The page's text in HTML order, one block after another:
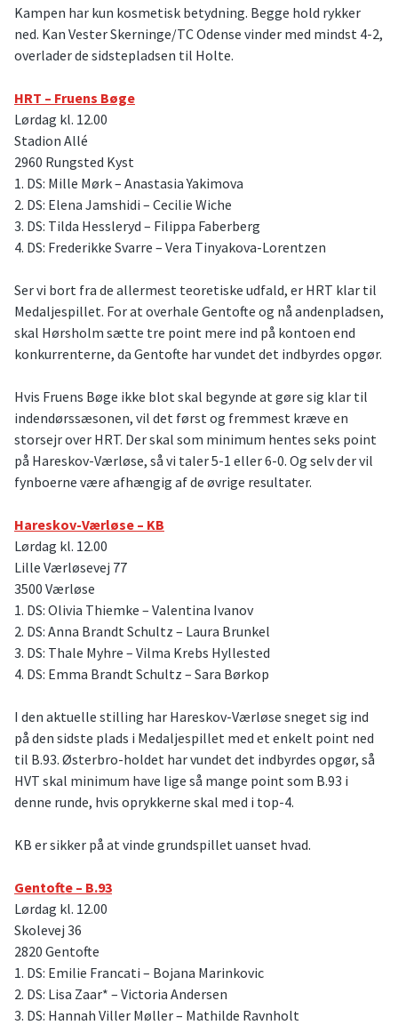
Kampen har kun kosmetisk betydning. Begge hold rykker
ned. Kan Vester Skerninge/TC Odense vinder med mindst 4-2,
overlader de sidstepladsen til Holte.
HRT – Fruens Bøge
Lørdag kl. 12.00
Stadion Allé
2960 Rungsted Kyst
1. DS: Mille Mørk – Anastasia Yakimova
2. DS: Elena Jamshidi – Cecilie Wiche
3. DS: Tilda Hessleryd – Filippa Faberberg
4. DS: Frederikke Svarre – Vera Tinyakova-Lorentzen
Ser vi bort fra de allermest teoretiske udfald, er HRT klar til
Medaljespillet. For at overhale Gentofte og nå andenpladsen,
skal Hørsholm sætte tre point mere ind på kontoen end
konkurrenterne, da Gentofte har vundet det indbyrdes opgør.
Hvis Fruens Bøge ikke blot skal begynde at gøre sig klar til
indendørssæsonen, vil det først og fremmest kræve en
storsejr over HRT. Der skal som minimum hentes seks point
på Hareskov-Værløse, så vi taler 5-1 eller 6-0. Og selv der vil
fynboerne være afhængig af de øvrige resultater.
Hareskov-Værløse – KB
Lørdag kl. 12.00
Lille Værløsevej 77
3500 Værløse
1. DS: Olivia Thiemke – Valentina Ivanov
2. DS: Anna Brandt Schultz – Laura Brunkel
3. DS: Thale Myhre – Vilma Krebs Hyllested
4. DS: Emma Brandt Schultz – Sara Børkop
I den aktuelle stilling har Hareskov-Værløse sneget sig ind
på den sidste plads i Medaljespillet med et enkelt point ned
til B.93. Østerbro-holdet har vundet det indbyrdes opgør, så
HVT skal minimum have lige så mange point som B.93 i
denne runde, hvis oprykkerne skal med i top-4.
KB er sikker på at vinde grundspillet uanset hvad.
Gentofte – B.93
Lørdag kl. 12.00
Skolevej 36
2820 Gentofte
1. DS: Emilie Francati – Bojana Marinkovic
2. DS: Lisa Zaar* – Victoria Andersen
3. DS: Hannah Viller Møller – Mathilde Ravnholt